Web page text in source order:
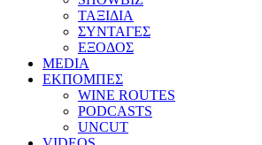
ΤΑΞΙΔΙΑ
ΣΥΝΤΑΓΕΣ
ΕΞΟΔΟΣ
MEDIA
ΕΚΠΟΜΠΕΣ
WINE ROUTES
PODCASTS
UNCUT